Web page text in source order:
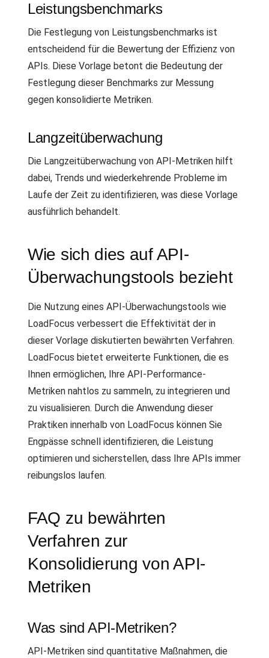
Leistungsbenchmarks
Die Festlegung von Leistungsbenchmarks ist
entscheidend für die Bewertung der Effizienz von
APIs. Diese Vorlage betont die Bedeutung der
Festlegung dieser Benchmarks zur Messung
gegen konsolidierte Metriken.
Langzeitüberwachung
Die Langzeitüberwachung von API-Metriken hilft
dabei, Trends und wiederkehrende Probleme im
Laufe der Zeit zu identifizieren, was diese Vorlage
ausführlich behandelt.
Wie sich dies auf API-
Überwachungstools bezieht
Die Nutzung eines API-Überwachungstools wie
LoadFocus verbessert die Effektivität der in
dieser Vorlage diskutierten bewährten Verfahren.
LoadFocus bietet erweiterte Funktionen, die es
Ihnen ermöglichen, Ihre API-Performance-
Metriken nahtlos zu sammeln, zu integrieren und
zu visualisieren. Durch die Anwendung dieser
Praktiken innerhalb von LoadFocus können Sie
Engpässe schnell identifizieren, die Leistung
optimieren und sicherstellen, dass Ihre APIs immer
reibungslos laufen.
FAQ zu bewährten
Verfahren zur
Konsolidierung von API-
Metriken
Was sind API-Metriken?
API-Metriken sind quantitative Maßnahmen, die